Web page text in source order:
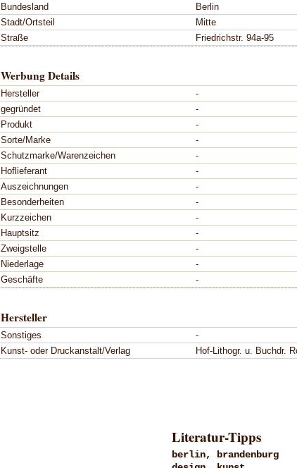
Bundesland
Berlin
Stadt/Ortsteil
Mitte
Straße
Friedrichstr. 94a-95
Werbung Details
Hersteller
-
gegründet
-
Produkt
-
Sorte/Marke
-
Schutzmarke/Warenzeichen
-
Hoflieferant
-
Auszeichnungen
-
Besonderheiten
-
Kurzzeichen
-
Hauptsitz
-
Zweigstelle
-
Niederlage
-
Geschäfte
-
Hersteller
Sonstiges
-
Kunst- oder Druckanstalt/Verlag
Hof-Lithogr. u. Buchdr.
Literatur-Tipps
berlin, brandenburg